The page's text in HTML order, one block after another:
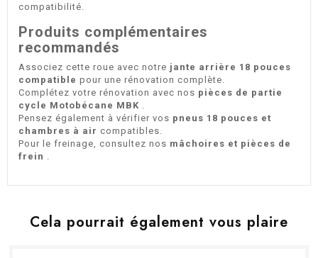
compatibilité.
Produits complémentaires
recommandés
Associez cette roue avec notre jante arrière 18 pouces
compatible pour une rénovation complète.
Complétez votre rénovation avec nos pièces de partie
cycle Motobécane MBK
Pensez également à vérifier vos pneus 18 pouces et
chambres à air compatibles.
Pour le freinage, consultez nos mâchoires et pièces de
frein
Cela pourrait également vous plaire